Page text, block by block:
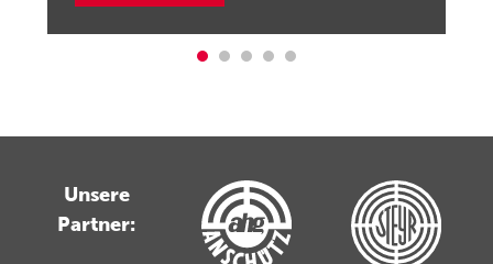
Unsere
Partner: